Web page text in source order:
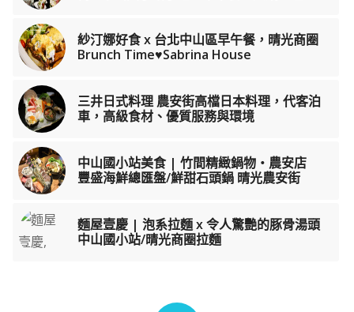
紗汀娜好食 x 台北中山區早午餐，晴光商圈
Brunch Time♥Sabrina House
三井日式料理 農安街高檔日本料理，代客泊
車，高級食材、優質服務與環境
中山國小站美食 | 竹間精緻鍋物・農安店
豐盛海鮮總匯盤/鮮甜石頭鍋 晴光農安街
麵屋壹慶 | 泡系拉麵 x 令人驚艷的豚骨湯頭
中山國小站/晴光商圈拉麵